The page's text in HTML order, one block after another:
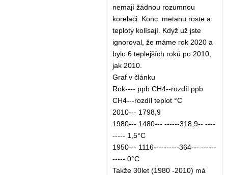
nemají žádnou rozumnou
korelaci. Konc. metanu roste a
teploty kolísají. Když už jste
ignoroval, že máme rok 2020 a
bylo 6 teplejších roků po 2010,
jak 2010.
Graf v článku
Rok---- ppb CH4--rozdíl ppb
CH4---rozdíl teplot °C
2010--- 1798,9
1980--- 1480--- ------318,9-- ----
----- 1,5°C
1950--- 1116----------364--- ------
----- 0°C
Takže 30let (1980 -2010) má